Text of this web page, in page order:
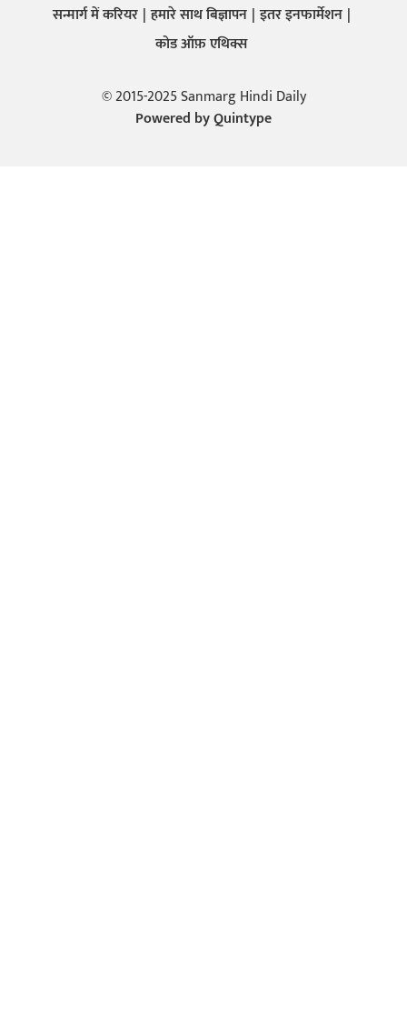
सन्मार्ग में करियर हमारे साथ बिज्ञापन इतर इनफार्मेशन
कोड ऑफ़ एथिक्स
© 2015-2025 Sanmarg Hindi Daily
Powered byQuintype